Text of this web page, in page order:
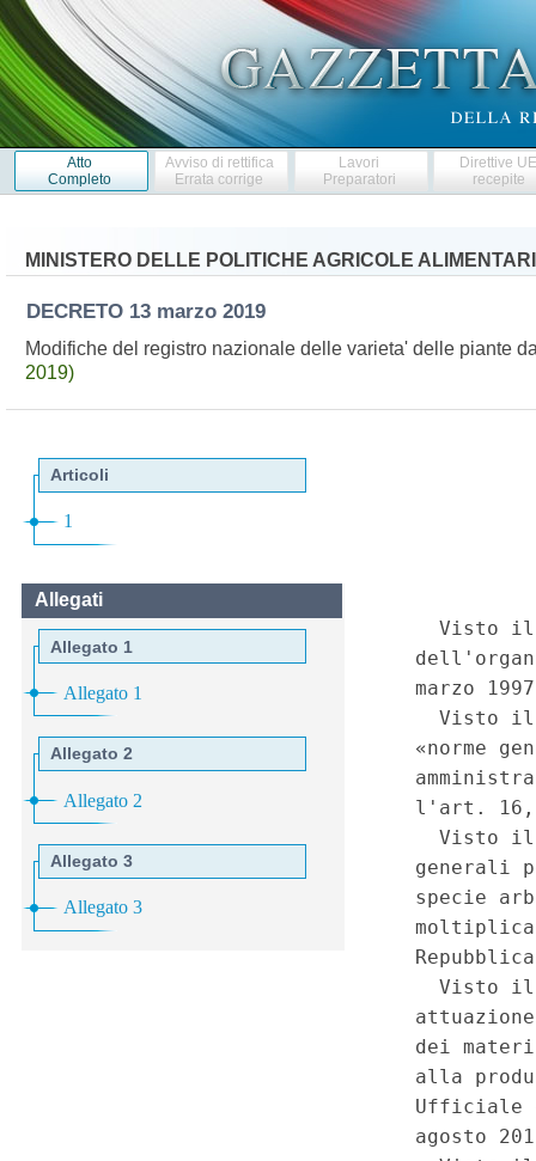
Atto
Completo
Avviso di rettifica
Errata corrige
Lavori
Preparatori
Direttive
recepite
MINISTERO DELLE POLITICHE AGRICOLE
DECRETO 13 marzo 2019
Modifiche del registro nazionale delle varieta' delle piante
2019)